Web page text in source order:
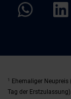
1
Ehemaliger
Tag der Erstzulassung).